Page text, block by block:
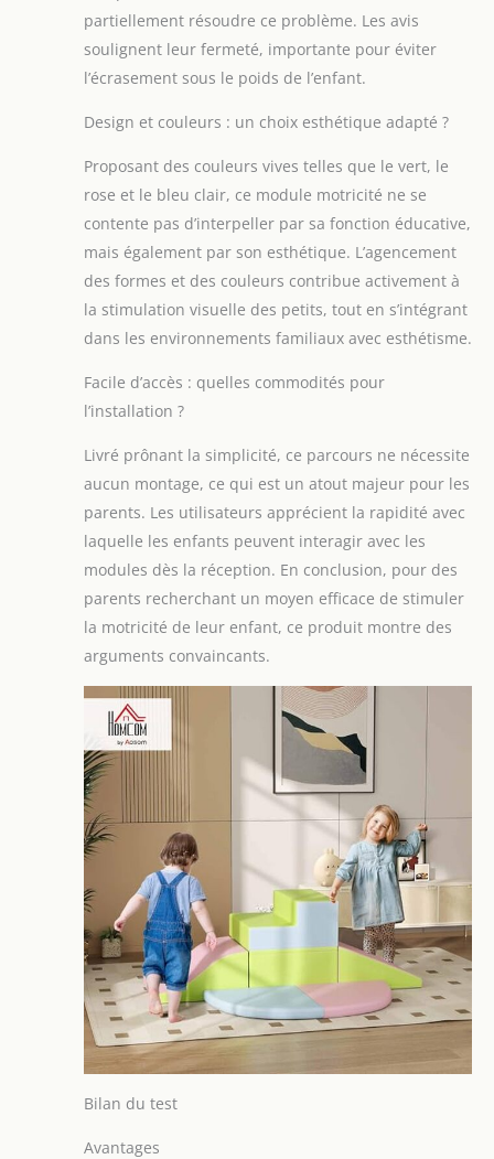
mousse EPE haute
densité, ce jeu de
modules de
surface douce et
pour des heures
d'activité en toute
nettoyage express
ne nécessite qu'un
simple essuyage
avec un chiffon
humide. Conseil pro
: il est conseillé aux
enfants d'enlever
leurs chaussures
longévité de
l'utilisation !
UTILISATION MULTI-
SCÉNARIOS : Légers
et faciles à
transporter, ces
jouets de parcours
de motricité
le jeu interactif, que
ce soit à la maison,
en crèche, en
classe, en salle de
jeux ou dans des
cliniques
spécialisées pour
enfants.
SPÉCIFICATIONS :
Dim. bloc carré : 48L
x 48l x 24H cm. Dim.
bloc escalier : 48L x
48l x 24H cm. Dim.
bloc rampe : 48L x
48l x (5+24)H cm.
partiellement résoudre ce problème. Les avis
soulignent leur fermeté, importante pour éviter
l’écrasement sous le poids de l’enfant.
Design et couleurs : un choix esthétique adapté ?
Proposant des couleurs vives telles que le vert, le
rose et le bleu clair, ce module motricité ne se
contente pas d’interpeller par sa fonction éducative,
mais également par son esthétique. L’agencement
des formes et des couleurs contribue activement à
la stimulation visuelle des petits, tout en s’intégrant
dans les environnements familiaux avec esthétisme.
Facile d’accès : quelles commodités pour
l’installation ?
Livré prônant la simplicité, ce parcours ne nécessite
aucun montage, ce qui est un atout majeur pour les
parents. Les utilisateurs apprécient la rapidité avec
laquelle les enfants peuvent interagir avec les
modules dès la réception. En conclusion, pour des
parents recherchant un moyen efficace de stimuler
la motricité de leur enfant, ce produit montre des
arguments convaincants.
Bilan du test
Avantages